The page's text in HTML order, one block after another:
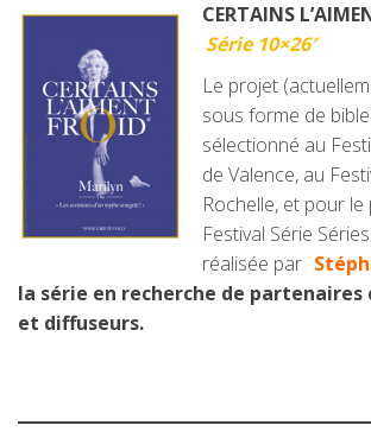
CERTAINS
Série 10×26′
Le projet
sous forme de
sélectionné au
de Valence, au
Rochelle, et pour
Festival Série
réalisée par
la série en recherche de partenaires
et diffuseurs.